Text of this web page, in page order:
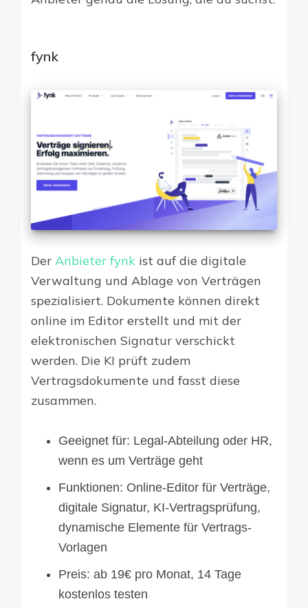
fynk
Der Anbieter fynk ist auf die digitale
Verwaltung und Ablage von Verträgen
spezialisiert. Dokumente können direkt
online im Editor erstellt und mit der
elektronischen Signatur verschickt
werden. Die KI prüft zudem
Vertragsdokumente und fasst diese
zusammen.
Geeignet für: Legal-Abteilung oder HR,
wenn es um Verträge geht
Funktionen: Online-Editor für Verträge,
digitale Signatur, KI-Vertragsprüfung,
dynamische Elemente für Vertrags-
Vorlagen
Preis: ab 19€ pro Monat, 14 Tage
kostenlos testen